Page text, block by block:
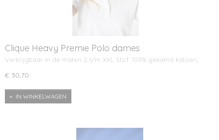
Clique Heavy Premie Polo dames
Verkrijgbaar in de maten S t/m XXL Stof: 100% gekamd katoen,…
€ 30,70
IN WINKELWAGEN